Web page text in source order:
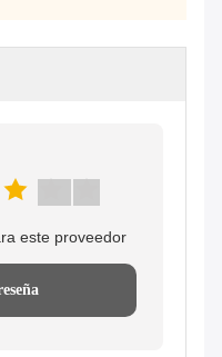
este proveedor